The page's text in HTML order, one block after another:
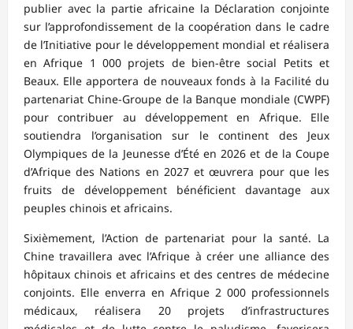
publier avec la partie africaine la Déclaration conjointe
sur l’approfondissement de la coopération dans le cadre
de l’Initiative pour le développement mondial et réalisera
en Afrique 1 000 projets de bien-être social Petits et
Beaux. Elle apportera de nouveaux fonds à la Facilité du
partenariat Chine-Groupe de la Banque mondiale (CWPF)
pour contribuer au développement en Afrique. Elle
soutiendra l’organisation sur le continent des Jeux
Olympiques de la Jeunesse d’Été en 2026 et de la Coupe
d’Afrique des Nations en 2027 et œuvrera pour que les
fruits de développement bénéficient davantage aux
peuples chinois et africains.
Sixièmement, l’Action de partenariat pour la santé. La
Chine travaillera avec l’Afrique à créer une alliance des
hôpitaux chinois et africains et des centres de médecine
conjoints. Elle enverra en Afrique 2 000 professionnels
médicaux, réalisera 20 projets d’infrastructures